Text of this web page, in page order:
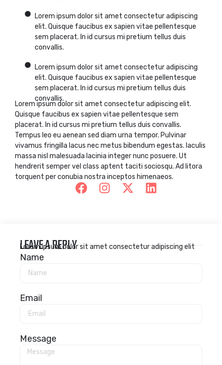
Lorem ipsum dolor sit amet consectetur adipiscing
elit. Quisque faucibus ex sapien vitae pellentesque
sem placerat. In id cursus mi pretium tellus duis
convallis.
Lorem ipsum dolor sit amet consectetur adipiscing
elit. Quisque faucibus ex sapien vitae pellentesque
sem placerat. In id cursus mi pretium tellus duis
convallis.
Lorem ipsum dolor sit amet consectetur adipiscing elit.
Quisque faucibus ex sapien vitae pellentesque sem
placerat. In id cursus mi pretium tellus duis convallis.
Tempus leo eu aenean sed diam urna tempor. Pulvinar
vivamus fringilla lacus nec metus bibendum egestas. Iaculis
massa nisl malesuada lacinia integer nunc posuere. Ut
hendrerit semper vel class aptent taciti sociosqu. Ad litora
torquent per conubia nostra inceptos himenaeos.
LEAVE A REPLY
Lorem ipsum dolor sit amet consectetur adipiscing elit
Name
Email
Message